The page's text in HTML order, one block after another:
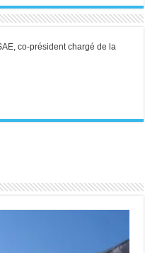
co-président chargé de la